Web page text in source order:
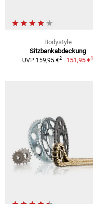
Bodystyle
Sitzbankabdeckung
UVP 159,95 €2 151,95 €1